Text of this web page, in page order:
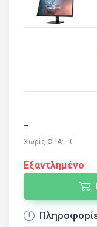
-
Χωρίς ΦΠΑ: - €
Εξαντλημένο